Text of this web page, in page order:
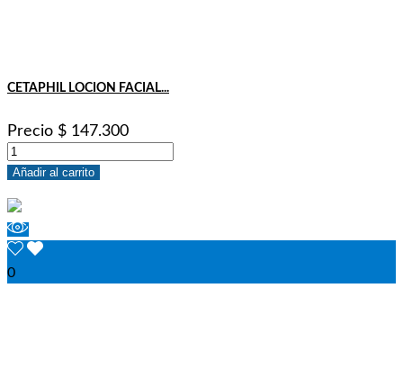
CETAPHIL LOCION FACIAL...
Precio $ 147.300
Añadir al carrito
0